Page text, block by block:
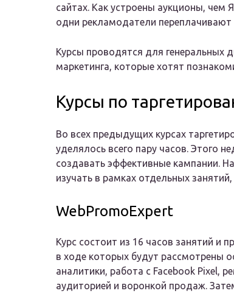
сайтах. Как устроены аукционы, чем
одни рекламодатели переплачивают
Курсы проводятся для генеральных
маркетинга, которые хотят
Курсы по
Во всех предыдущих курсах
уделялось всего пару часов. Этого
создавать эффективные кампании.
изучать в рамках отдельных
WebPromoExpert
Курс состоит из 16 часов занятий и
в ходе которых будут рассмотрены
аналитики, работа с Facebook Pixel,
аудиторией и воронкой продаж.